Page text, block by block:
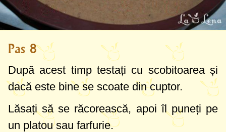
Pas 8
După acest timp testați cu scobitoarea și
dacă este bine se scoate din cuptor.
Lăsați să se răcorească, apoi îl puneți pe
un platou sau farfurie.